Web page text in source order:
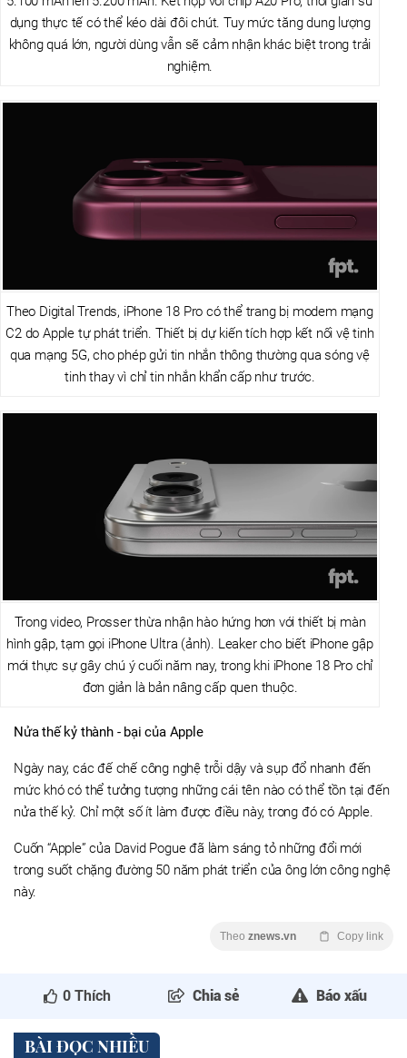
dụng thực tế có thể kéo dài đôi chút. Tuy mức tăng dung lượng
không quá lớn, người dùng vẫn sẽ cảm nhận khác biệt trong trải
nghiệm.
Theo Digital Trends, iPhone 18 Pro có thể trang bị modem mạng
C2 do Apple tự phát triển. Thiết bị dự kiến tích hợp kết nối vệ tinh
qua mạng 5G, cho phép gửi tin nhắn thông thường qua sóng vệ
tinh thay vì chỉ tin nhắn khẩn cấp như trước.
Trong video, Prosser thừa nhận hào hứng hơn với thiết bị màn
hình gập, tạm gọi iPhone Ultra (ảnh). Leaker cho biết iPhone gập
mới thực sự gây chú ý cuối năm nay, trong khi iPhone 18 Pro chỉ
đơn giản là bản nâng cấp quen thuộc.
Nửa thế kỷ thành - bại của Apple
Ngày nay, các đế chế công nghệ trỗi dậy và sụp đổ nhanh đến
mức khó có thể tưởng tượng những cái tên nào có thể tồn tại đến
nửa thế kỷ. Chỉ một số ít làm được điều này, trong đó có Apple.
Cuốn “Apple” của David Pogue đã làm sáng tỏ những đổi mới
trong suốt chặng đường 50 năm phát triển của ông lớn công nghệ
này.
Theo znews.vn Copy link
0 Thích Chia sẻ Báo xấu
BÀI ĐỌC NHIỀU